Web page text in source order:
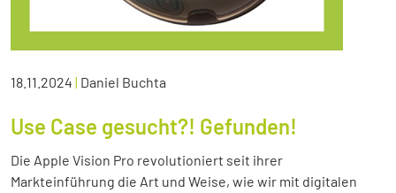
18.11.2024 | Daniel Buchta
Use Case gesucht?! Gefunden!
Die Apple Vision Pro revolutioniert seit ihrer
Markteinführung die Art und Weise, wie wir mit digitalen